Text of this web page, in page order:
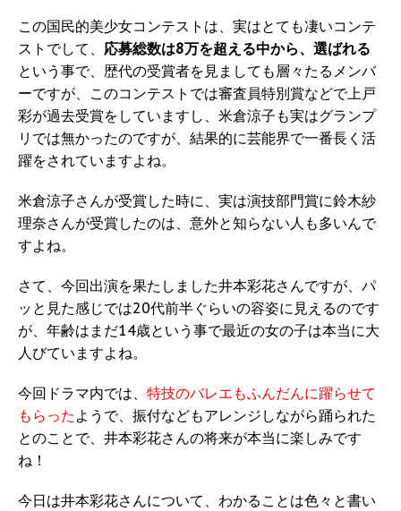
この国民的美少女コンテストは、実はとても凄いコンテ
ストでして、 応募総数は8万を超える中から、選ばれる
という事で、歴代の受賞者を見ましても層々たるメンバ
ーですが、このコンテストでは審査員特別賞などで上戸
彩が過去受賞をしていますし、米倉涼子も実はグランプ
リでは無かったのですが、結果的に芸能界で一番長く活
躍をされていますよね。
米倉涼子さんが受賞した時に、実は演技部門賞に鈴木紗
理奈さんが受賞したのは、意外と知らない人も多いんで
すよね。
さて、今回出演を果たしました井本彩花さんですが、パ
ッと見た感じでは20代前半ぐらいの容姿に見えるのです
が、年齢はまだ14歳という事で最近の女の子は本当に大
人びていますよね。
今回ドラマ内では、 特技のバレエもふんだんに躍らせて
もらった ようで、振付などもアレンジしながら踊られた
とのことで、井本彩花さんの将来が本当に楽しみです
ね！
今日は井本彩花さんについて、わかることは色々と書い